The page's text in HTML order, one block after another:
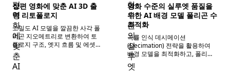
장편 영화에 맞춘 AI 3D 출
력 리토폴로지
고밀도 AI 모델을 깔끔한 사각 폴
리곤 지오메트리로 변환하여 토
폴로지 구조, 엣지 흐름 및 에셋
표준에 대한 장편 영화 제작의 엄
격한 요구 사항을 충족합니다.
영화 수준의 실루엣 품질을
위한 AI 배경 모델 폴리곤 수
최적화
곡률 인식 데시메이션
(Decimation) 전략을 활용하여
배경 모델을 최적화하고, 폴리곤
수를 대폭 줄이면서도 영화 수준
의 실루엣 표현과 시각적 질감을